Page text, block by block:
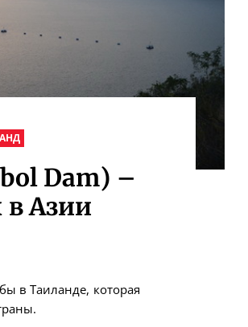
Dam) –
Азии
в Таиланде, которая